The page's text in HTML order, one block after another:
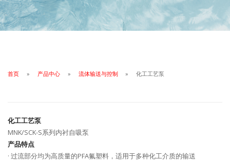
首页 产品中心 流体输送与控制 化工工艺泵
化工工艺泵
MNK/SCK-S系列内衬自吸泵
产品特点
· 过流部分均为高质量的PFA氟塑料，适用于多种化工介质的输送